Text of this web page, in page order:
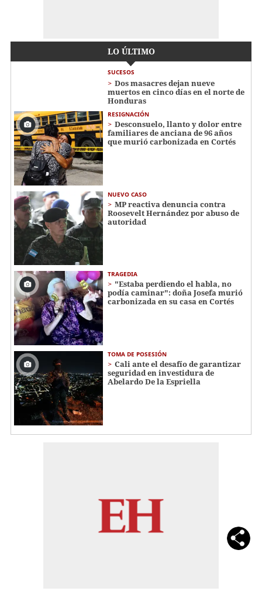
LO ÚLTIMO
SUCESOS
Dos masacres dejan nueve
muertos en cinco días en el norte de
Honduras
RESIGNACIÓN
​​​​Desconsuelo, llanto y dolor entre
familiares de anciana de 96 años
que murió carbonizada en Cortés
NUEVO CASO
MP reactiva denuncia contra
Roosevelt Hernández por abuso de
autoridad
TRAGEDIA
"Estaba perdiendo el habla, no
podía caminar": doña Josefa murió
carbonizada en su casa en Cortés
TOMA DE POSESIÓN
Cali ante el desafío de garantizar
seguridad en investidura de
Abelardo De la Espriella